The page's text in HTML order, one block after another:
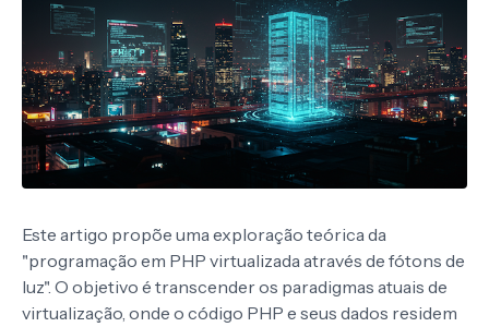
Este artigo propõe uma exploração teórica da
"programação em PHP virtualizada através de fótons de
luz". O objetivo é transcender os paradigmas atuais de
virtualização, onde o código PHP e seus dados residem